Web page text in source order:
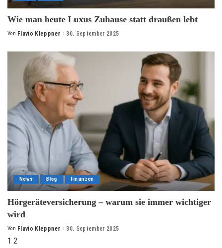
Wie man heute Luxus Zuhause statt draußen lebt
Posted
Von Flavio Kleppner 30. September 2025
News Blog Finanzen
Hörgeräteversicherung – warum sie immer wichtiger
wird
Posted
by
Von Flavio Kleppner 30. September 2025
1 2